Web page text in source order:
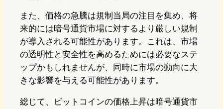
また、価格の急騰は規制当局の注目を集め、将
来的には暗号通貨市場に対するより厳しい規制
が導入される可能性があります。これは、市場
の透明性と安全性を高めるためには必要なステ
ップかもしれませんが、同時に市場の動向に大
きな影響を与える可能性があります。
総じて、ビットコインの価格上昇は暗号通貨市